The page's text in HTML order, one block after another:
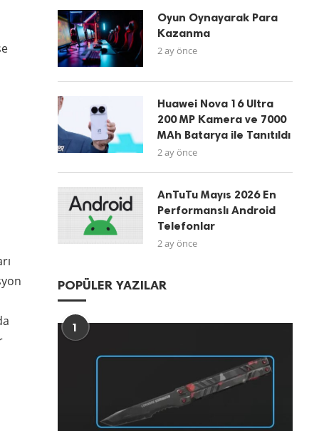
Oyun Oynayarak Para
Kazanma
2 ay önce
Huawei Nova 16 Ultra
200 MP Kamera ve 7000
MAh Batarya ile Tanıtıldı
2 ay önce
AnTuTu Mayıs 2026 En
Performanslı Android
Telefonlar
2 ay önce
POPÜLER YAZILAR
1